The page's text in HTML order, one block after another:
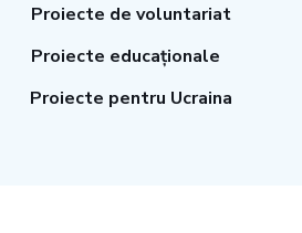
Proiecte de voluntariat
Proiecte educaționale
Proiecte pentru Ucraina